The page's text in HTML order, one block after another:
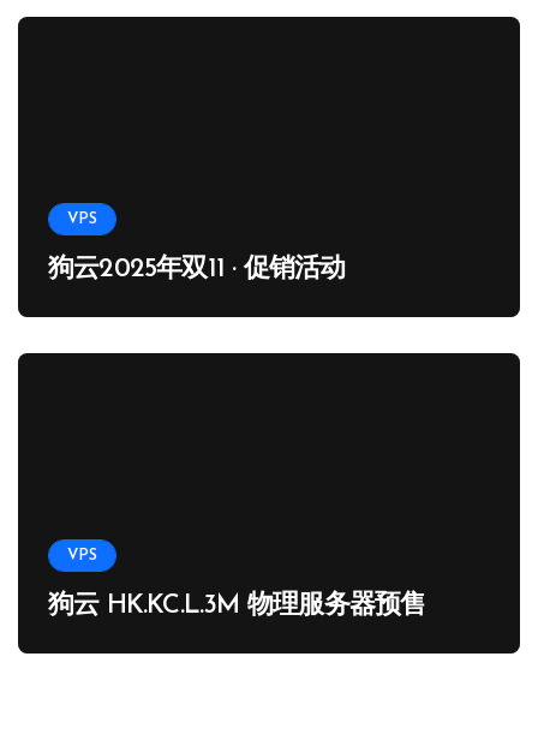
VPS
狗云2025年双11 · 促销活动
VPS
狗云 HK.KC.L.3M 物理服务器预售